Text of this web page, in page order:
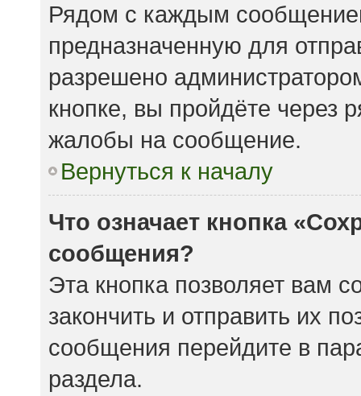
Рядом с каждым
предназначенную для
разрешено
кнопке, вы пройдёте через
жалобы на сообщение.
Вернуться к началу
Что означает кнопка
сообщения?
Эта кнопка позволяет вам
закончить и отправить их
сообщения перейдите в
раздела.